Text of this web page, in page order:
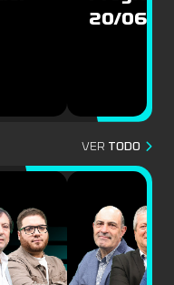
20/06/
VER TODO